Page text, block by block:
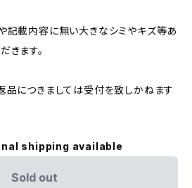
記載内容に無い大きなシミやキズ等あ
きます。
品につきましては受付を致しかねます
shipping available
Sold out